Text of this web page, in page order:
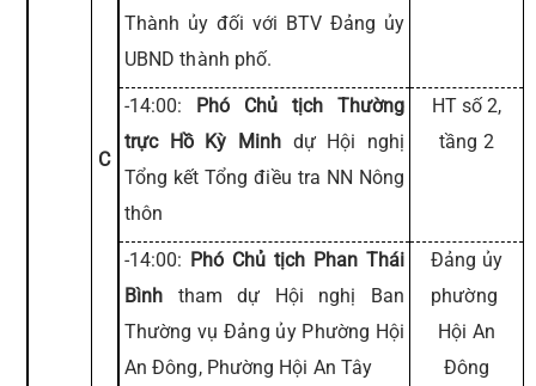
C
Thành ủy đối với BTV Đảng ủy
UBND thành phố.
-14:00: Phó Chủ tịch Thường
trực Hồ Kỳ Minh dự Hội nghị
Tổng kết Tổng điều tra NN Nông
thôn
HT số 2,
tầng 2
-14:00: Phó Chủ tịch Phan Thái
Bình tham dự Hội nghị Ban
Thường vụ Đảng ủy Phường Hội
An Đông, Phường Hội An Tây
Đảng ủy
phường
Hội An
Đông